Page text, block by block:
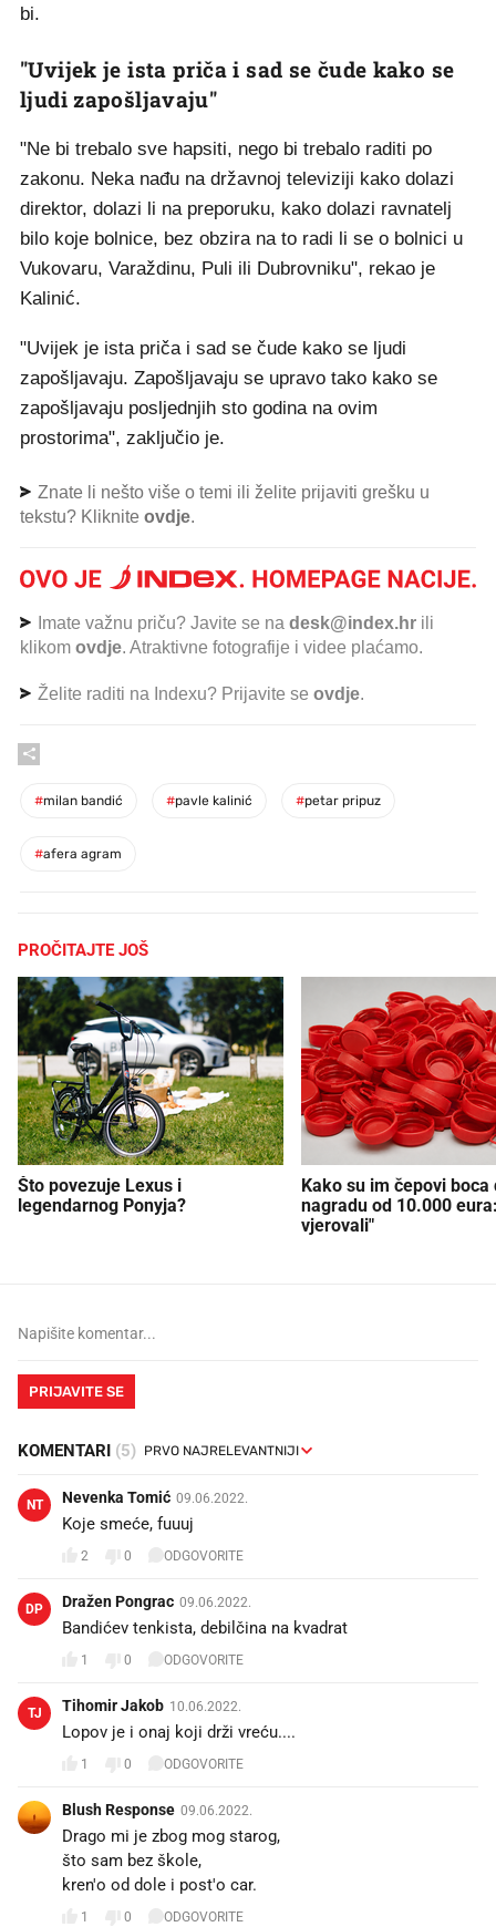
bi.
"Uvijek je ista priča i sad se čude kako se
ljudi zapošljavaju"
"Ne bi trebalo sve hapsiti, nego bi trebalo raditi po
zakonu. Neka nađu na državnoj televiziji kako dolazi
direktor, dolazi li na preporuku, kako dolazi ravnatelj
bilo koje bolnice, bez obzira na to radi li se o bolnici u
Vukovaru, Varaždinu, Puli ili Dubrovniku", rekao je
Kalinić.
"Uvijek je ista priča i sad se čude kako se ljudi
zapošljavaju. Zapošljavaju se upravo tako kako se
zapošljavaju posljednjih sto godina na ovim
prostorima", zaključio je.
Znate li nešto više o temi ili želite prijaviti grešku u
tekstu? Kliknite ovdje.
Imate važnu priču? Javite se na desk@index.hr ili
klikom ovdje. Atraktivne fotografije i videe plaćamo.
Želite raditi na Indexu? Prijavite se ovdje.
#milan bandić #pavle kalinić #petar pripuz
#afera agram
PROČITAJTE JOŠ
Što povezuje Lexus i
legendarnog Ponyja?
Kako su im čepovi boca
nagradu od 10.000
vjerovali"
PRIJAVITE SE
KOMENTARI (5)
NT Nevenka Tomić 09.06.2022.
Koje smeće, fuuuj
2 0 ODGOVORITE
DP Dražen Pongrac 09.06.2022.
Bandićev tenkista, debilčina na kvadrat
1 0 ODGOVORITE
TJ Tihomir Jakob 10.06.2022.
Lopov je i onaj koji drži vreću....
1 0 ODGOVORITE
Blush Response 09.06.2022.
Drago mi je zbog mog starog,
što sam bez škole,
kren'o od dole i post'o car.
1 0 ODGOVORITE